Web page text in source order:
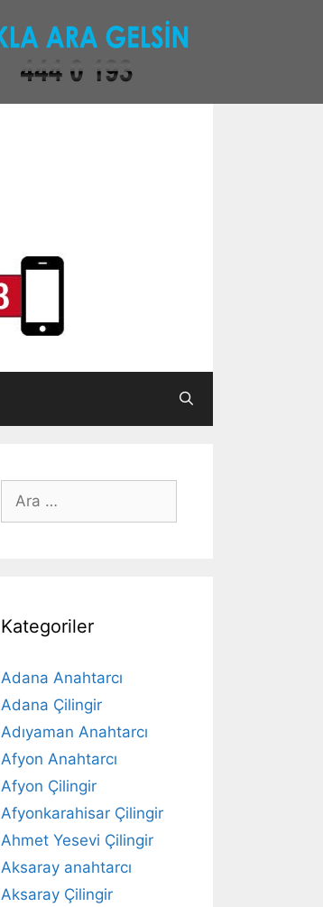
için
Kategoriler
Adana Anahtarcı
Adana Çilingir
Adıyaman Anahtarcı
Afyon Anahtarcı
Afyon Çilingir
Afyonkarahisar Çilingir
Ahmet Yesevi Çilingir
Aksaray anahtarcı
Aksaray Çilingir